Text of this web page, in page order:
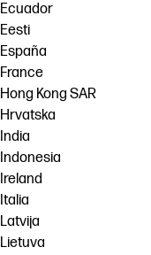
Ecuador
Eesti
España
France
Hong Kong SAR
Hrvatska
India
Indonesia
Ireland
Italia
Latvija
Lietuva